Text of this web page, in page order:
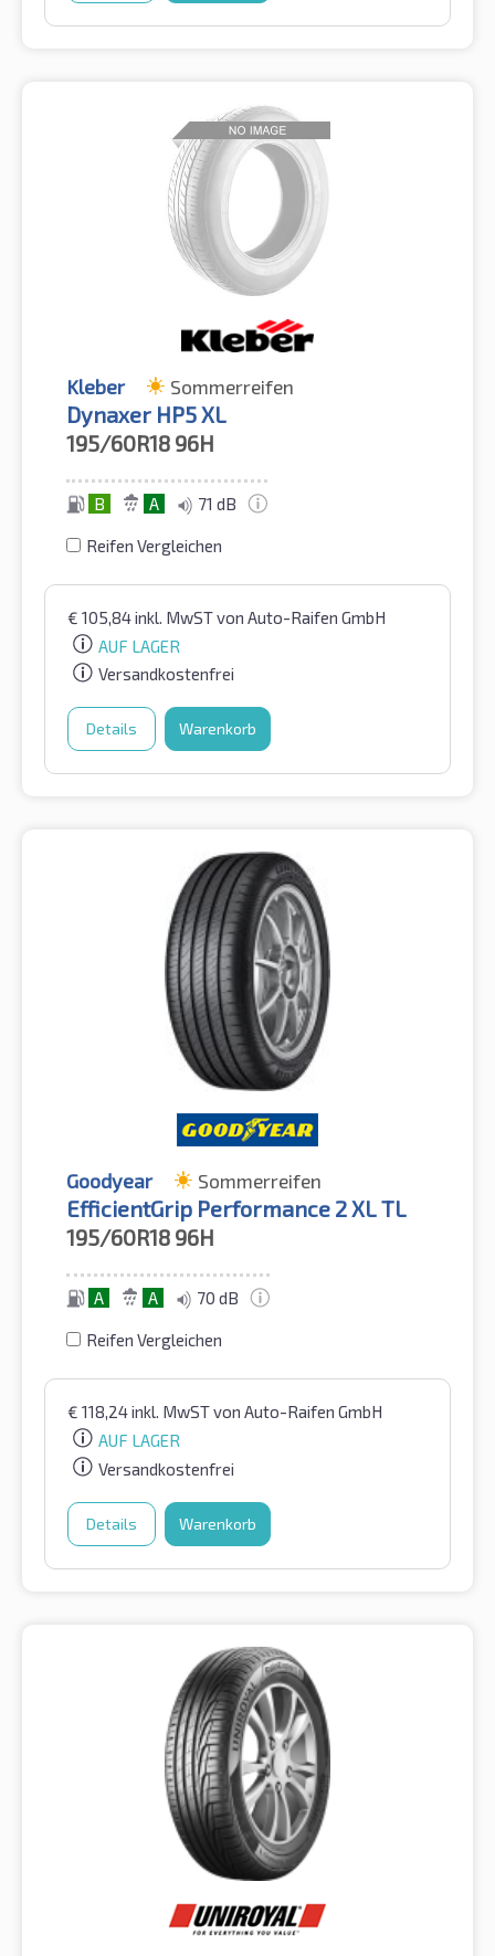
Kleber Sommerreifen
Dynaxer HP5 XL
195/60R18 96H
B A 71 dB
Reifen Vergleichen
€ 105,84inkl. MwSTvon Auto-Raifen GmbH
AUF LAGER
Versandkostenfrei
Details Warenkorb
Goodyear Sommerreifen
EfficientGrip Performance 2 XL TL
195/60R18 96H
A A 70 dB
Reifen Vergleichen
€ 118,24inkl. MwSTvon Auto-Raifen GmbH
AUF LAGER
Versandkostenfrei
Details Warenkorb